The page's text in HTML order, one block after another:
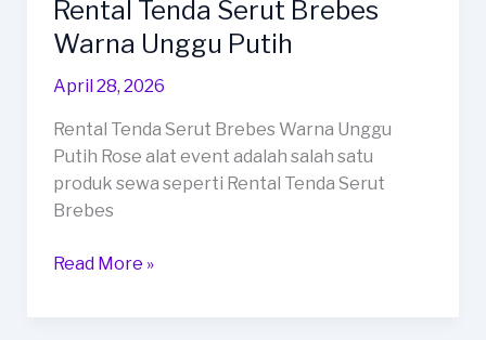
Rental Tenda Serut Brebes
Warna Unggu Putih
April 28, 2026
Rental Tenda Serut Brebes Warna Unggu
Putih Rose alat event adalah salah satu
produk sewa seperti Rental Tenda Serut
Brebes
Rental
Read More »